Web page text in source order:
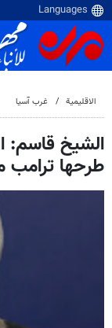
الاقلیمیة غرب آسیا
الشيخ قاسم:
طرحها ترامب